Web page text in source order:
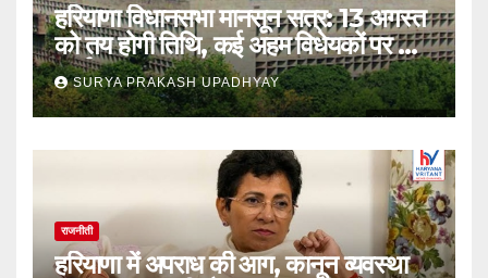
हरियाणा विधानसभा मानसून सत्र: 13 अगस्त
को तय होगी तिथि, कई अहम विधेयकों पर होगी
चर्चाSURYA PRAKASH UPADHYAY
राजनीती
हरियाणा में अपराध की आग, कानून व्यवस्था